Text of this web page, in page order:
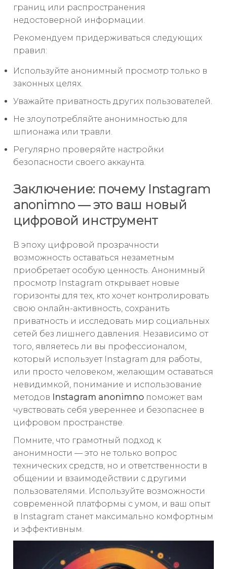
границ или распространения
недостоверной информации.
Рекомендуем придерживаться следующих
правил:
Используйте анонимный просмотр только в
законных целях.
Уважайте приватность других пользователей.
Не злоупотребляйте анонимностью для
шпионажа или травли.
Регулярно проверяйте настройки
безопасности своего аккаунта.
Заключение: почему Instagram
anonimno — это ваш новый
цифровой инструмент
В эпоху цифровой прозрачности
возможность оставаться незаметным
приобретает особую ценность. Анонимный
просмотр Instagram открывает новые
горизонты для тех, кто хочет контролировать
свою онлайн-активность, сохранить
приватность и исследовать мир социальных
сетей без лишнего давления. Независимо от
того, являетесь ли вы профессионалом,
который использует Instagram для работы,
или просто человеком, желающим оставаться
невидимкой, понимание и использование
методов
Instagram anonimno поможет вам
чувствовать себя увереннее и безопаснее в
цифровом пространстве.
Помните, что грамотный подход к
анонимности — это не только вопрос
технических средств, но и ответственности в
общении и взаимодействии с другими
пользователями. Используйте возможности
современной платформы с умом, и ваш опыт
в Instagram станет максимально комфортным
и эффективным.